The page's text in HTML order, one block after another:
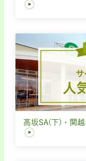
高坂SA(下)・関